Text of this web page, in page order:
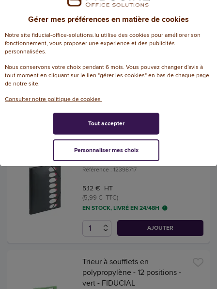
+ 4 couleurs
Trieur à soufflets en
polypropylène - 12 positions -
Référence : 12398619
9,51 € HT
AJOUTER
Trieur chemise polypropylène
Référence : 12398717
5,12 € HT
(5,99 € TTC)
EN STOCK, LIVRÉ EN 24/48H
AJOUTER
Trieur à soufflets en
polypropylène - 12 positions -
vert - FIDUCIAL
Gérer mes préférences en matière de cookies
Notre site fiducial-office-solutions.lu utilise des cookies pour améliorer son
fonctionnement, vous proposer une experience et des publicités
personnalisées.
Nous conservons votre choix pendant 6 mois. Vous pouvez changer d'avis à
tout moment en cliquant sur le lien "gérer les cookies" en bas de chaque page
de notre site.
Consulter notre politique de cookies
Personnaliser mes choix
Tout accepter